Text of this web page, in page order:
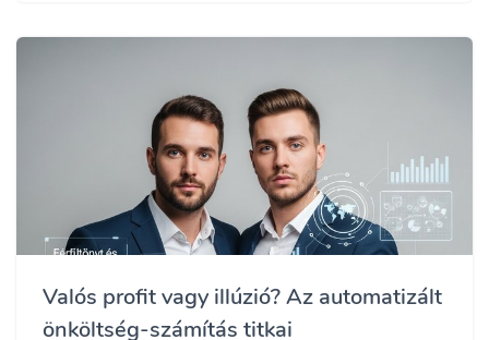
Valós profit vagy illúzió? Az automatizált
önköltség-számítás titkai